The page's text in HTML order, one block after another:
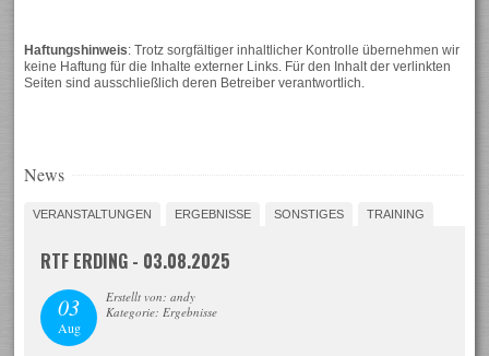
Haftungshinweis: Trotz sorgfältiger inhaltlicher Kontrolle übernehmen wir
keine Haftung für die Inhalte externer Links. Für den Inhalt der verlinkten
Seiten sind ausschließlich deren Betreiber verantwortlich.
News
VERANSTALTUNGEN ERGEBNISSE SONSTIGES TRAINING
RTF ERDING - 03.08.2025
03
Aug
Erstellt von: andy
Kategorie: Ergebnisse